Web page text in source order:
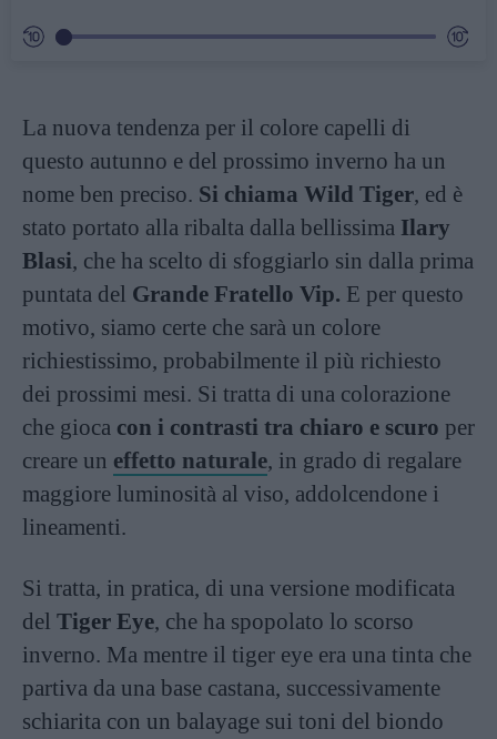
La nuova tendenza per il colore capelli di
questo autunno e del prossimo inverno ha un
nome ben preciso. Si chiama Wild Tiger, ed è
stato portato alla ribalta dalla bellissima Ilary
Blasi, che ha scelto di sfoggiarlo sin dalla prima
puntata del Grande Fratello Vip. E per questo
motivo, siamo certe che sarà un colore
richiestissimo, probabilmente il più richiesto
dei prossimi mesi. Si tratta di una colorazione
che gioca con i contrasti tra chiaro e scuro per
creare un effetto naturale, in grado di regalare
maggiore luminosità al viso, addolcendone i
lineamenti.
Si tratta, in pratica, di una versione modificata
del Tiger Eye, che ha spopolato lo scorso
inverno. Ma mentre il tiger eye era una tinta che
partiva da una base castana, successivamente
schiarita con un balayage sui toni del biondo